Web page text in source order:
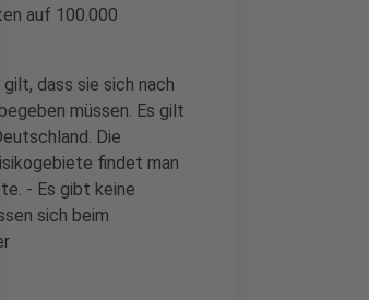
auf 100.000
gilt, dass sie sich nach
müssen. Es gilt
Die
findet man
- Es gibt keine
sich beim